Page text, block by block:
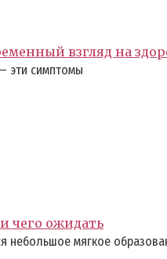
взгляд на
эти симптомы
чего ожидать
небольшое мягкое